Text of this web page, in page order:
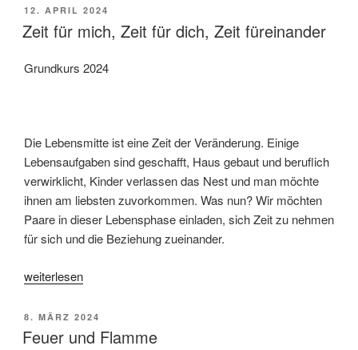
VERÖFFENTLICHT
AM
12. APRIL 2024
Zeit für mich, Zeit für dich, Zeit füreinander
Grundkurs 2024
Die Lebensmitte ist eine Zeit der Veränderung. Einige
Lebensaufgaben sind geschafft, Haus gebaut und beruflich
verwirklicht, Kinder verlassen das Nest und man möchte
ihnen am liebsten zuvorkommen. Was nun? Wir möchten
Paare in dieser Lebensphase einladen, sich Zeit zu nehmen
für sich und die Beziehung zueinander.
„Zeit
mich,
Zeit
weiterlesen
VERÖFFENTLICHT
AM
8. MÄRZ 2024
Feuer und Flamme